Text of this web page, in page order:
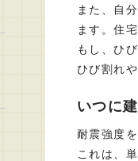
また、自
ます。住
もし、ひ
ひび割れ
いつに
耐震強度
これは、